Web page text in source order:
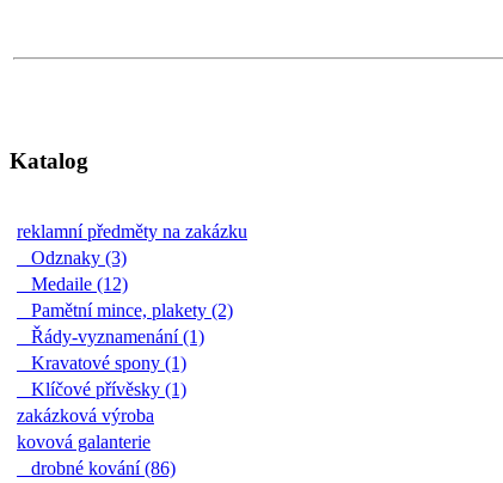
Katalog
reklamní předměty na zakázku
Odznaky (3)
Medaile (12)
Pamětní mince, plakety (2)
Řády-vyznamenání (1)
Kravatové spony (1)
Klíčové přívěsky (1)
zakázková výroba
kovová galanterie
drobné kování (86)